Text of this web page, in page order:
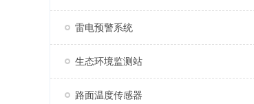
雷电预警系统
生态环境监测站
路面温度传感器